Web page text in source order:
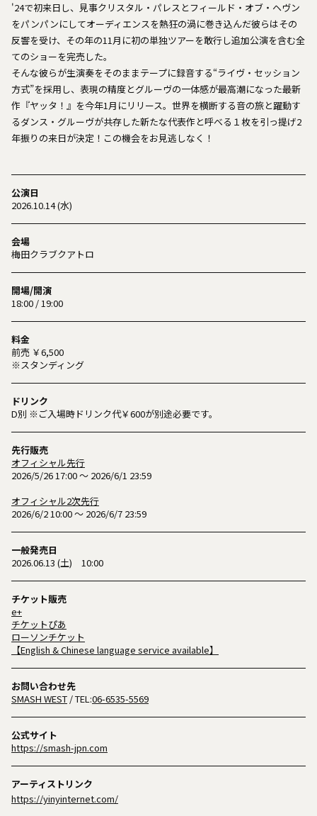
'24で初来日し、見事クリスタル・パレスとフィールド・オブ・ヘヴン
をパンパンにしてオーディエンスを熱狂の渦に巻き込んだ彼らはその
反響を受け、その年の11月に初の単独ツアーを敢行し追加公演を含む全
てのショーを完売した。
そんな彼らが生演奏をそのままテープに録音する“ライヴ・セッション
方式”を採用し、表現の精度とグルーヴの一体感が最高潮になった最新
作『ヤッタ！』を今年1月にリリース。世界を横断する音の旅と躍動す
るダンス・グルーヴが共存した新たな代表作と呼べる１枚を引っ提げ2
年振りの来日が決定！この機会をお見逃しなく！
公演日
2026.10.14 (水)
会場
梅田クラブクアトロ
開場/開演
18:00 / 19:00
料金
前売 ￥6,500
※スタンディング
ドリンク
D別 ※ご入場時ドリンク代￥600が別途必要です。
先行販売
オフィシャル先行
2026/5/26 17:00 ～ 2026/6/1 23:59
オフィシャル2次先行
2026/6/2 10:00 ～ 2026/6/7 23:59
一般発売日
2026.06.13 (土) 10:00
チケット販売
e+
チケットぴあ
ローソンチケット
【English & Chinese language service available】
お問い合わせ先
SMASH WEST / TEL:06-6535-5569
公式サイト
https://smash-jpn.com
アーティストリンク
https://yinyinternet.com/